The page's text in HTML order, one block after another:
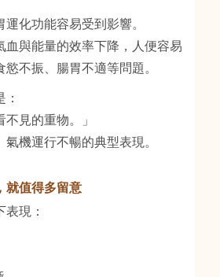
化功能容易受到影響。
血與能量的效率下降，人便容易
不振、腸胃不適等問題。
不見的重物。」
機運行不暢的典型表現。
就值得多留意
現：